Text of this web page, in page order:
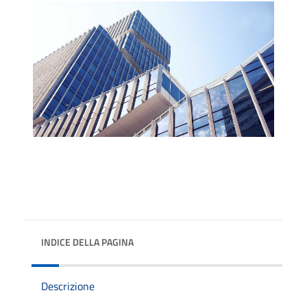
INDICE DELLA PAGINA
Descrizione